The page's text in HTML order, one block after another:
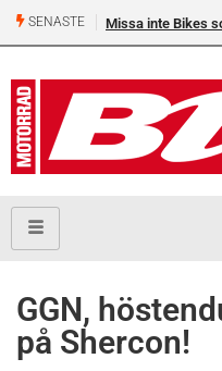
SENASTE Shelby Turner,
GGN,
på Shercon!